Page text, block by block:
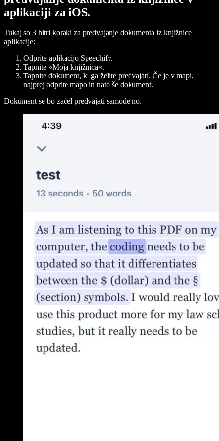
aplikaciji za iOS.
Tukaj so 3 hitri koraki za predvajanje dokumenta iz knjižnice
aplikacije:
Odprite aplikacijo Speechify.
Tapnite »Moja knjižnica«.
Tapnite dokument, ki ga želite predvajati. Če je v mapi,
najprej odprite mapo in nato še dokument.
Dokument se bo začel predvajati samodejno.